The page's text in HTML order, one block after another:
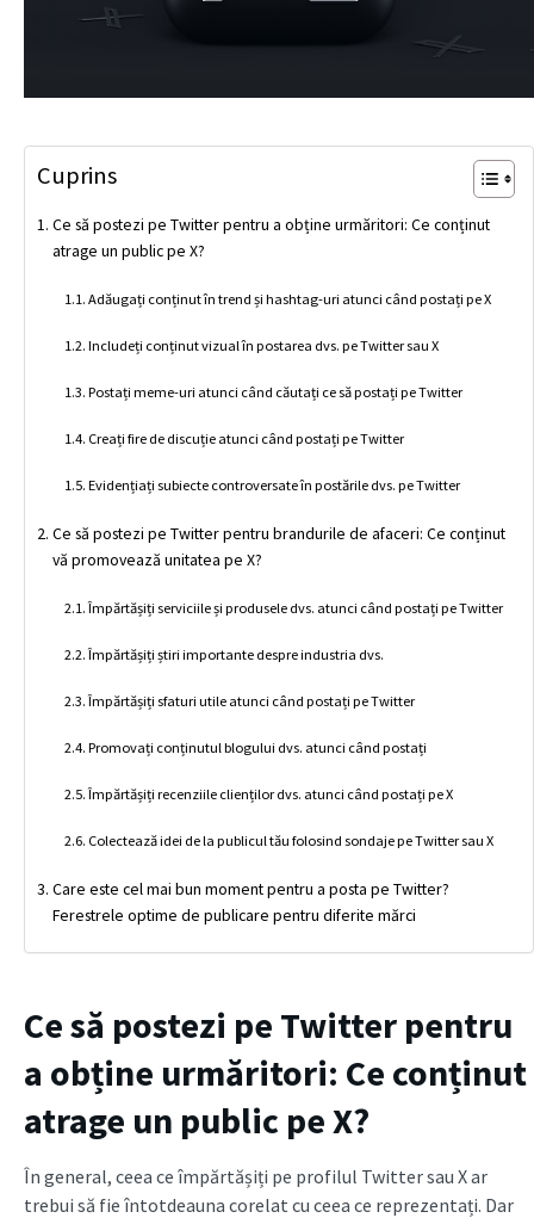
Cuprins
Ce să postezi pe Twitter pentru a obține urmăritori: Ce conținut
atrage un public pe X?
Adăugați conținut în trend și hashtag-uri atunci când postați pe X
Includeți conținut vizual în postarea dvs. pe Twitter sau X
Postați meme-uri atunci când căutați ce să postați pe Twitter
Creați fire de discuție atunci când postați pe Twitter
Evidențiați subiecte controversate în postările dvs. pe Twitter
Ce să postezi pe Twitter pentru brandurile de afaceri: Ce conținut
vă promovează unitatea pe X?
Împărtășiți serviciile și produsele dvs. atunci când postați pe Twitter
Împărtășiți știri importante despre industria dvs.
Împărtășiți sfaturi utile atunci când postați pe Twitter
Promovați conținutul blogului dvs. atunci când postați
Împărtășiți recenziile clienților dvs. atunci când postați pe X
Colectează idei de la publicul tău folosind sondaje pe Twitter sau X
Care este cel mai bun moment pentru a posta pe Twitter?
Ferestrele optime de publicare pentru diferite mărci
Ce să postezi pe Twitter pentru
a obține urmăritori: Ce conținut
atrage un public pe X?
În general, ceea ce împărtășiți pe profilul Twitter sau X ar
trebui să fie întotdeauna corelat cu ceea ce reprezentați. Dar